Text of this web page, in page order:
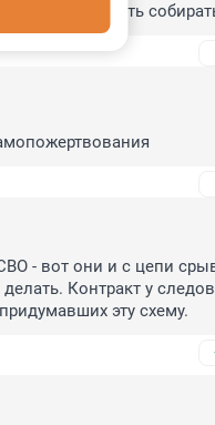
продолжать
- вот они и с цепи
Контракт у
эту схему.